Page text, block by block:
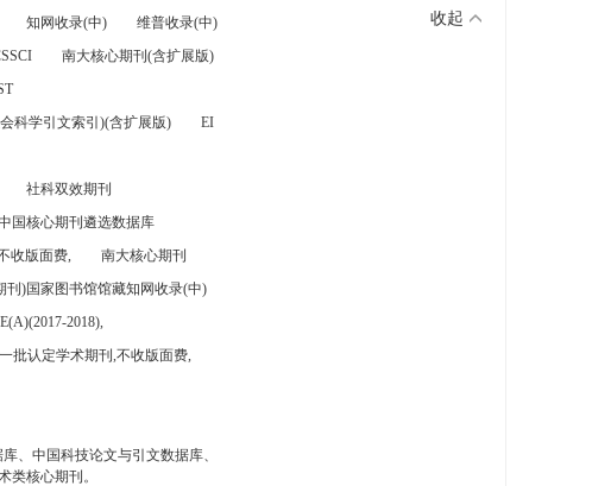
知网收录(中)
维普收录(中)
南大核心期刊(含扩展版)
科学引文索引)(含扩展版)
EI
社科双效期刊
国核心期刊遴选数据库
收版面费,
南大核心期刊
刊)国家图书馆馆藏知网收录(中)
2018),
批认定学术期刊,不收版面费,
、中国科技论文与引文数据库、
类核心期刊。
收起